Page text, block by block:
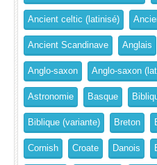
Ancient celtic (latinisé)
Ancient Scandinave Anglais
Anglo-saxon Anglo-saxon
Astronomie Basque
Biblique (variante) Breton
Cornish Croate Danois